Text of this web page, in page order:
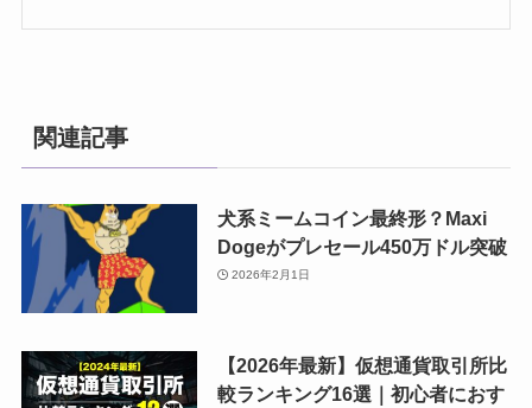
関連記事
犬系ミームコイン最終形？Maxi
Dogeがプレセール450万ドル突破
2026年2月1日
【2026年最新】仮想通貨取引所比
較ランキング16選｜初心者におす